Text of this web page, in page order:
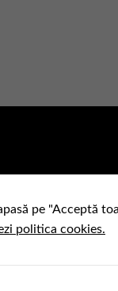
pe "Acceptă
politica cookies.